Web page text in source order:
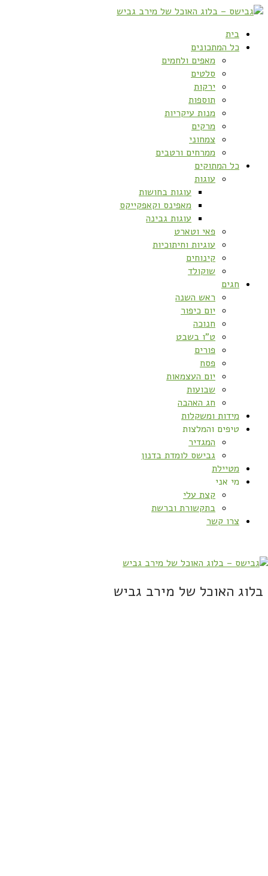
בית
כל המתכונים
מאפים ולחמים
סלטים
ירקות
תוספות
מנות עיקריות
מרקים
צמחוני
ממרחים ורטבים
כל המתוקים
עוגות
עוגות בחושות
מאפינס וקאפקייקס
עוגות גבינה
פאי וטארט
עוגיות וחיתוכיות
קינוחים
שוקולד
חגים
ראש השנה
יום כיפור
חנוכה
ט”ו בשבט
פורים
פסח
יום העצמאות
שבועות
חג האהבה
מידות ומשקלות
טיפים והמלצות
המגדיר
גבישס לומדת בדנון
מטיילת
מי אני
קצת עלי
בתקשורת וברשת
צרו קשר
בלוג האוכל של מירב גביש